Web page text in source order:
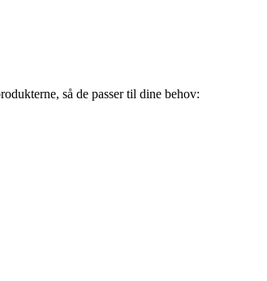
så de passer til dine behov: